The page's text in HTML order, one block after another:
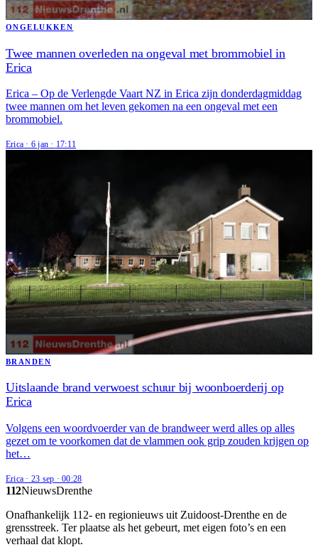
ONGELUKKEN
Twee mannen overleden na ongeval met brommobiel in
Erica
Erica – Op de Verlengde Vaart NZ in Erica zijn donderdagmiddag
twee mannen om het leven gekomen na een ongeval met een
brommobiel.
Erica · 6 jan · 17:11
BRANDEN
Uitslaande brand verwoest schuur bij woonboerderij op
Erica
Volgens een woordvoerder van de brandweer werd alles op alles
gezet om te voorkomen dat de vlammen ook grip zouden krijgen op
het…
Erica · 23 sep · 00:28
112NieuwsDrenthe
Onafhankelijk 112- en regionieuws uit Zuidoost-Drenthe en de
grensstreek. Ter plaatse als het gebeurt, met eigen foto’s en een
verhaal dat klopt.